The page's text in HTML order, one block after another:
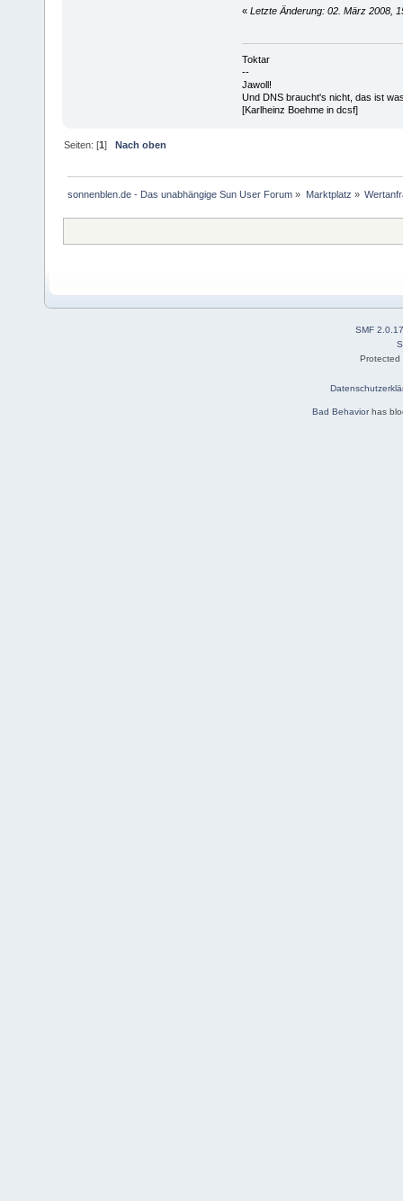
« Letzte Änderung: 02. März 2008,
Toktar
--
Jawoll!
Und DNS braucht's nicht, das ist
[Karlheinz Boehme in dcsf]
Seiten: [1] Nach oben
sonnenblen.de - Das unabhängige Sun User Forum » Marktplatz »
SMF 2.0.17
Bad Behaviorhas